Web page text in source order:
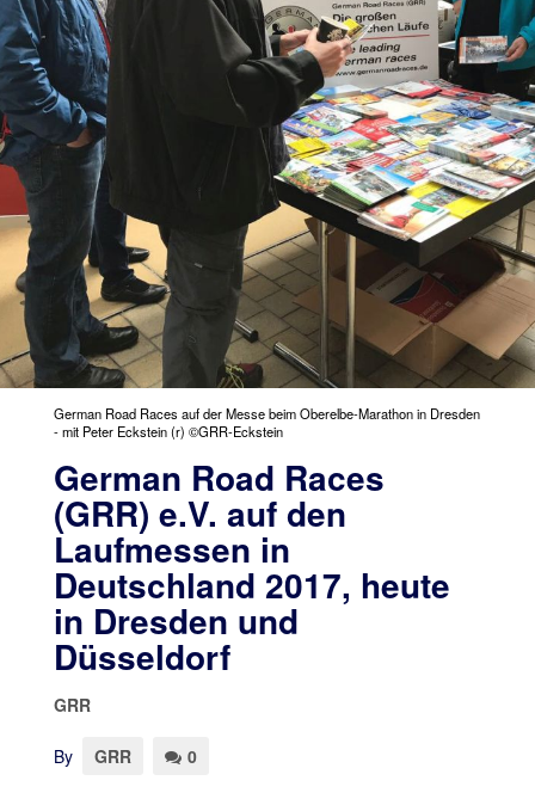
German Road Races auf der Messe beim Oberelbe-Marathon in Dresden
- mit Peter Eckstein (r) ©GRR-Eckstein
German Road Races
(GRR) e.V. auf den
Laufmessen in
Deutschland 2017, heute
in Dresden und
Düsseldorf
GRR
By GRR 0